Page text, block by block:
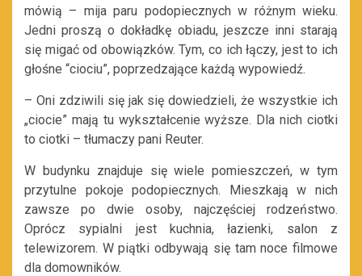
mówią – mija paru podopiecznych w różnym wieku.
Jedni proszą o dokładkę obiadu, jeszcze inni starają
się migać od obowiązków. Tym, co ich łączy, jest to ich
głośne “ciociu”, poprzedzające każdą wypowiedź.
– Oni zdziwili się jak się dowiedzieli, że wszystkie ich
„ciocie” mają tu wykształcenie wyższe. Dla nich ciotki
to ciotki – tłumaczy pani Reuter.
W budynku znajduje się wiele pomieszczeń, w tym
przytulne pokoje podopiecznych. Mieszkają w nich
zawsze po dwie osoby, najczęściej rodzeństwo.
Oprócz sypialni jest kuchnia, łazienki, salon z
telewizorem. W piątki odbywają się tam noce filmowe
dla domowników.